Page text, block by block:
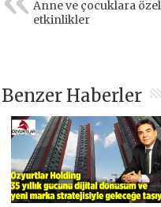
Anne ve çocuklara özel
etkinlikler
Benzer Haberler